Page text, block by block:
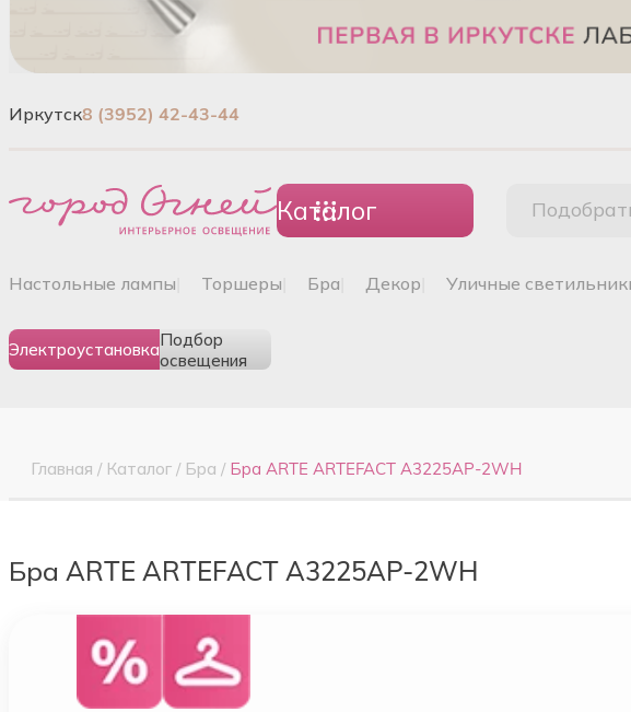
Иркутск8 (3952) 42-43-44
Каталог
настольные лампы торшеры бра декор уличные
ЭлектроустановкаПодбор
освещения
Главная / Каталог / Бра / Бра ARTE ARTEFACT A3225AP-2WH
Бра ARTE ARTEFACT A3225AP-2WH